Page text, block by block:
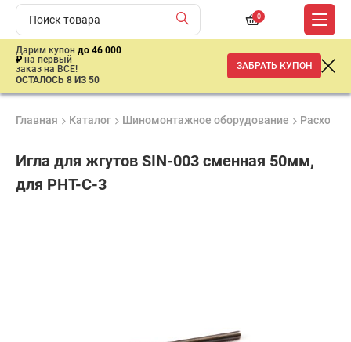
0
Дарим купон до 46 000
₽ на первый
заказ на ВСЕ!
ОСТАЛОСЬ 8 ИЗ 50
ЗАБРАТЬ КУПОН
Главная Каталог Шиномонтажное оборудование
Игла для жгутов SIN-003 сменная 50мм,
для PHT-C-3